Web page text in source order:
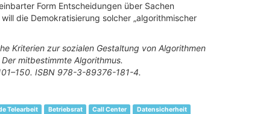
Form Entscheidungen über Sachen
die Demokratisierung solcher „algorithmischer
Kriterien zur sozialen Gestaltung von Algorithmen
mitbestimmte Algorithmus.
ISBN 978-3-89376-181-4.
Telearbeit Betriebsrat Call Center
Datensicherheit